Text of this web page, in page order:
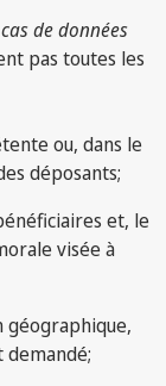
de données
pas toutes les
ou, dans le
déposants;
et, le
visée à
géographique,